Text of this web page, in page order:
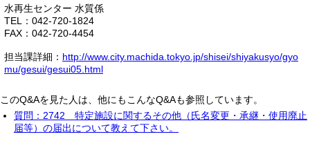
水再生センター 水質係
TEL：042-720-1824
FAX：042-720-4454
担当課詳細： http://www.city.machida.tokyo.jp/shisei/shiyakusyo/gyo
mu/gesui/gesui05.html
このQ&Aを見た人は、他にもこんなQ&Aも参照しています。
質問：2742 特定施設に関するその他（氏名変更・承継・使用廃止
届等）の届出について教えて下さい。